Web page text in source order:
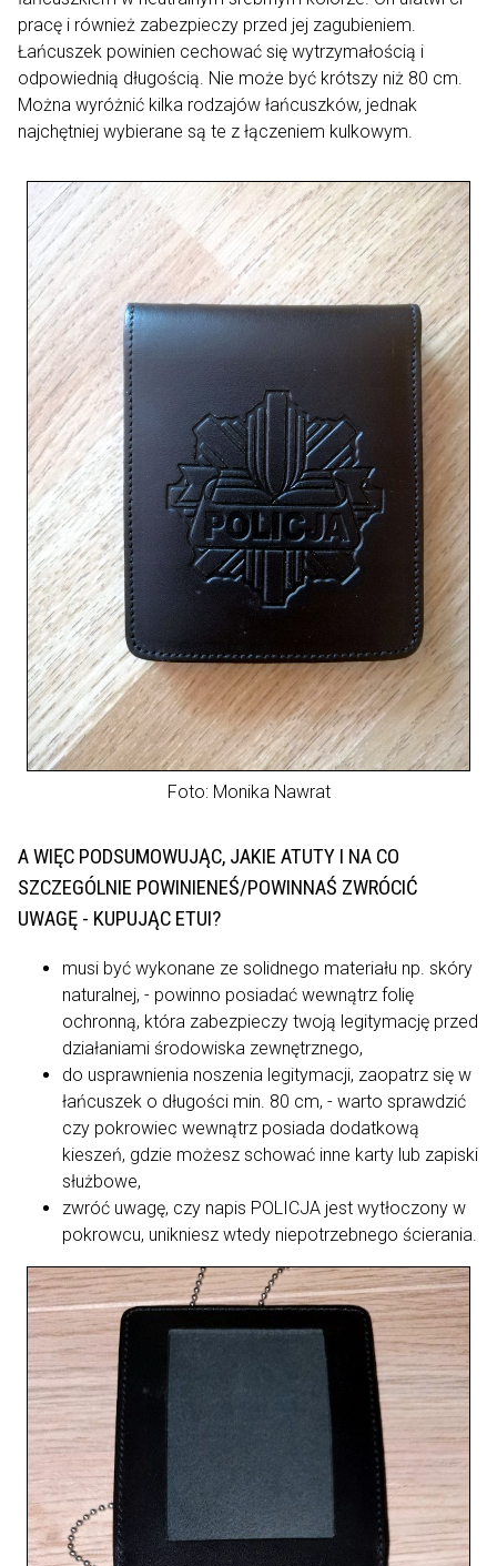
pracę i również zabezpieczy przed jej zagubieniem.
Łańcuszek powinien cechować się wytrzymałością i
odpowiednią długością. Nie może być krótszy niż 80 cm.
Można wyróżnić kilka rodzajów łańcuszków, jednak
najchętniej wybierane są te z łączeniem kulkowym.
Foto: Monika Nawrat
A WIĘC PODSUMOWUJĄC, JAKIE ATUTY I NA CO
SZCZEGÓLNIE POWINIENEŚ/POWINNAŚ ZWRÓCIĆ
UWAGĘ - KUPUJĄC ETUI?
musi być wykonane ze solidnego materiału np. skóry
naturalnej, - powinno posiadać wewnątrz folię
ochronną, która zabezpieczy twoją legitymację przed
działaniami środowiska zewnętrznego,
do usprawnienia noszenia legitymacji, zaopatrz się w
łańcuszek o długości min. 80 cm, - warto sprawdzić
czy pokrowiec wewnątrz posiada dodatkową
kieszeń, gdzie możesz schować inne karty lub zapiski
służbowe,
zwróć uwagę, czy napis POLICJA jest wytłoczony w
pokrowcu, unikniesz wtedy niepotrzebnego ścierania.